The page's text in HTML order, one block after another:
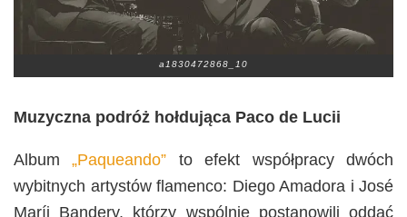
a1830472868_10
Muzyczna podróż hołdująca Paco de Lucii
Album„Paqueando” to efekt współpracy dwóch
wybitnych artystów flamenco: Diego Amadora i José
Maríi Bandery, którzy wspólnie postanowili oddać